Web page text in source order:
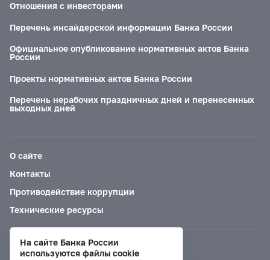
Отношения с инвесторами
Перечень инсайдерской информации Банка России
Официальное опубликование нормативных актов Банка
России
Проекты нормативных актов Банка России
Перечень нерабочих праздничных дней и перенесенных
выходных дней
О сайте
Контакты
Противодействие коррупции
Технические ресурсы
Версия для слабовидящих
На сайте Банка России
используются файлы cookie